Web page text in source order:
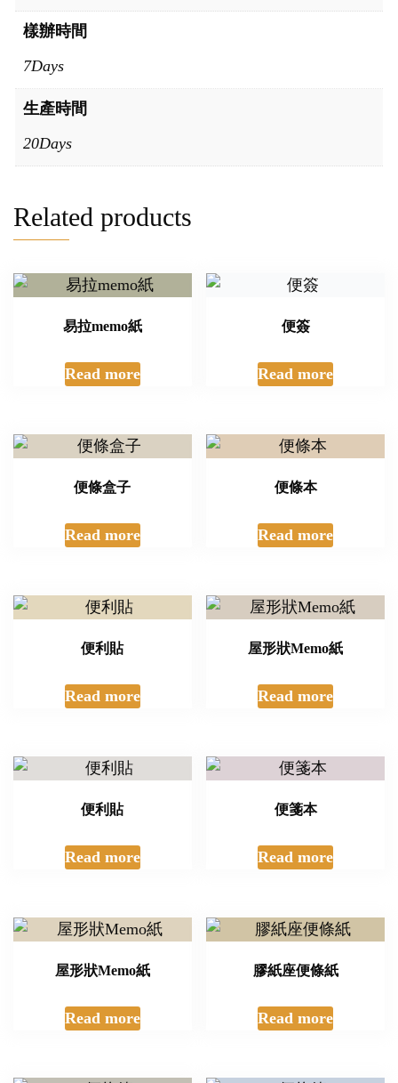
樣辦時間
7Days
生產時間
20Days
Related products
易拉memo紙
Read more
便簽
Read more
便條盒子
Read more
便條本
Read more
便利貼
Read more
屋形狀Memo紙
Read more
便利貼
Read more
便箋本
Read more
屋形狀Memo紙
Read more
膠紙座便條紙
Read more